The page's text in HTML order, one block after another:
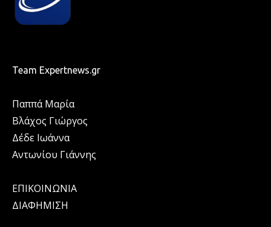
Team Expertnews.gr
Παππά Μαρία
Βλάχος Γιώργος
Δέδε Ιωάννα
Αντωνίου Γιάννης
ΕΠΙΚΟΙΝΩΝΙΑ
ΔΙΑΦΗΜΙΣΗ